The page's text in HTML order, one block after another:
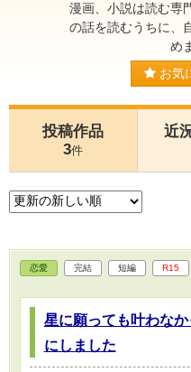
漫画、小説は読む専
の話を読むうちに、
め
お気
投稿作品
3件
近
恋愛 完結 短編 R15
星に願っても叶わな
にしました